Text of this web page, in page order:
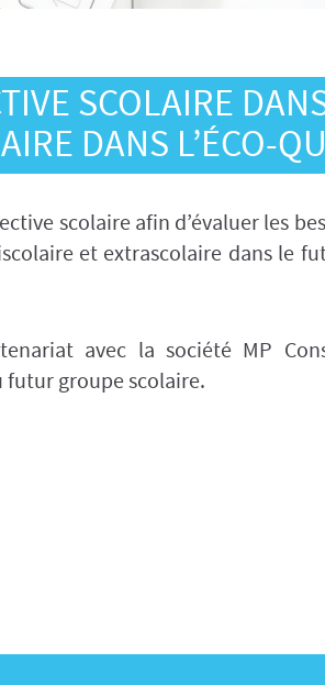
SCOLAIRE
DANS L’ÉCO-
scolaire afin d’évaluer les
et extrascolaire dans le
avec la société MP
futur groupe scolaire.